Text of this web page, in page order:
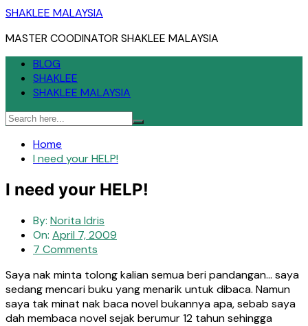
Skip
content
SHAKLEE MALAYSIA
MASTER COODINATOR SHAKLEE MALAYSIA
BLOG
SHAKLEE
SHAKLEE MALAYSIA
Home
I need your HELP!
I need your HELP!
By: Norita Idris
On: April 7, 2009
7 Comments
Saya nak minta tolong kalian semua beri pandangan… saya
sedang mencari buku yang menarik untuk dibaca. Namun
saya tak minat nak baca novel bukannya apa, sebab saya
dah membaca novel sejak berumur 12 tahun sehingga